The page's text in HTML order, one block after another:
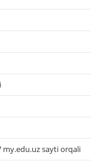
my.edu.uz sayti orqali